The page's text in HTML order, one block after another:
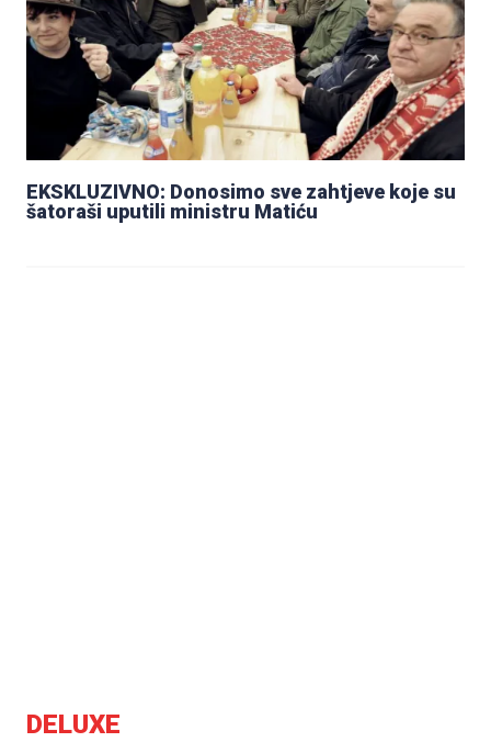
EKSKLUZIVNO: Donosimo sve zahtjeve koje su
šatoraši uputili ministru Matiću
DELUXE